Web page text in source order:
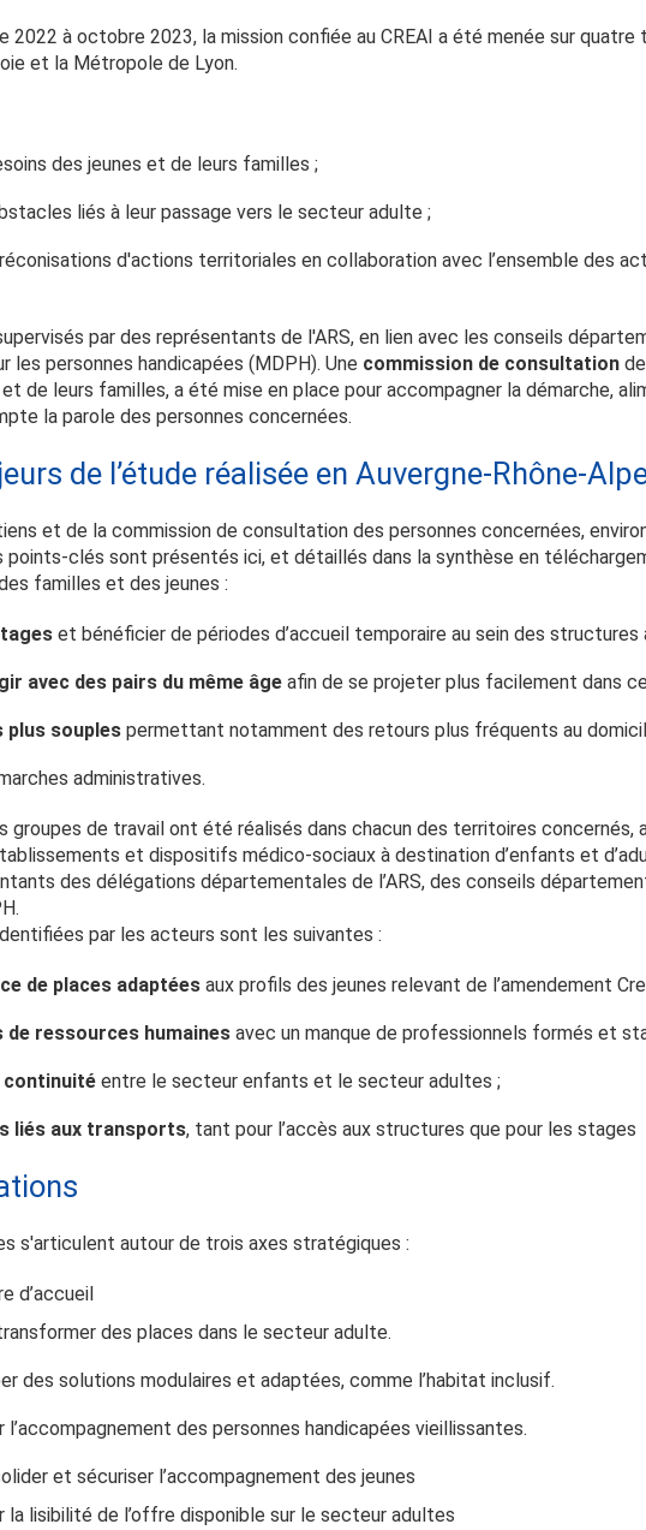
2022 à octobre 2023, la mission confiée au CREAI a été menée sur quatre
et la Métropole de Lyon.
des jeunes et de leurs familles ;
liés à leur passage vers le secteur adulte ;
d'actions territoriales en collaboration avec l’ensemble des
par des représentants de l'ARS, en lien avec les conseils
les personnes handicapées (MDPH). Une commission de consultation
de leurs familles, a été mise en place pour accompagner la démarche,
la parole des personnes concernées.
de l’étude réalisée en Auvergne-Rhône-
et de la commission de consultation des personnes concernées,
points-clés sont présentés ici, et détaillés dans la synthèse en
familles et des jeunes :
et bénéficier de périodes d’accueil temporaire au sein des structures
avec des pairs du même âge afin de se projeter plus facilement dans
plus souples permettant notamment des retours plus fréquents au
administratives.
groupes de travail ont été réalisés dans chacun des territoires concernés,
et dispositifs médico-sociaux à destination d’enfants et
des délégations départementales de l’ARS, des conseils
par les acteurs sont les suivantes :
de places adaptées aux profils des jeunes relevant de l’amendement
de ressources humaines avec un manque de professionnels formés et
continuité entre le secteur enfants et le secteur adultes ;
liés aux transports, tant pour l’accès aux structures que pour les stages
s'articulent autour de trois axes stratégiques :
d’accueil
des places dans le secteur adulte.
des solutions modulaires et adaptées, comme l’habitat inclusif.
l’accompagnement des personnes handicapées vieillissantes.
et sécuriser l’accompagnement des jeunes
la lisibilité de l’offre disponible sur le secteur adultes